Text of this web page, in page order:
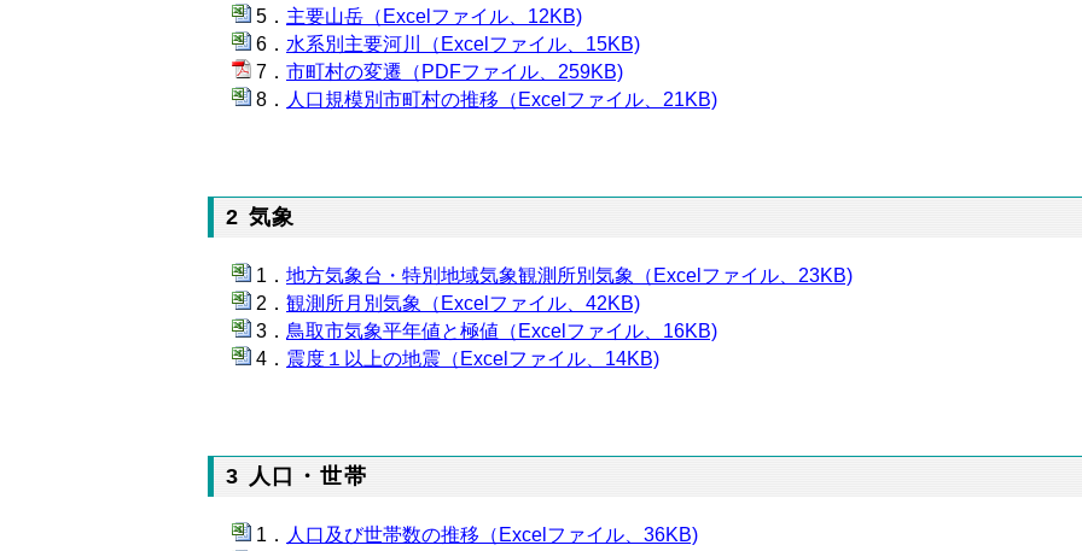
主要山岳（Excelファイル、12KB)
水系別主要河川（Excelファイル、15KB)
市町村の変遷（PDFファイル、259KB)
人口規模別市町村の推移（Excelファイル、21KB)
2 気象
地方気象台・特別地域気象観測所別気象（Excelファイル、23KB)
観測所月別気象（Excelファイル、42KB)
鳥取市気象平年値と極値（Excelファイル、16KB)
震度１以上の地震（Excelファイル、14KB)
3 人口・世帯
人口及び世帯数の推移（Excelファイル、36KB)